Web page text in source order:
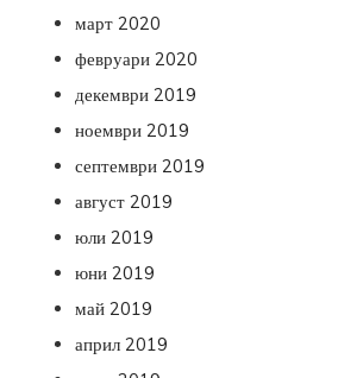
март 2020
февруари 2020
декември 2019
ноември 2019
септември 2019
август 2019
юли 2019
юни 2019
май 2019
април 2019